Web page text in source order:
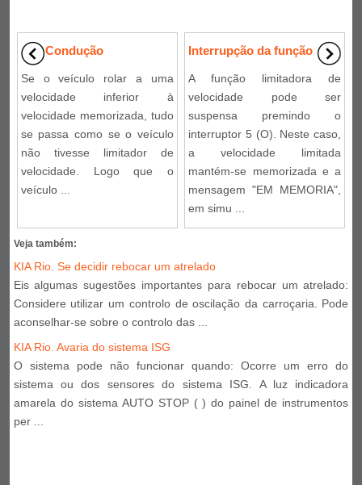
Condução
Se o veículo rolar a uma
velocidade inferior à
velocidade memorizada, tudo
se passa como se o veículo
não tivesse limitador de
velocidade. Logo que o
veículo ...
Interrupção da função
A função limitadora de
velocidade pode ser
suspensa premindo o
interruptor 5 (O). Neste caso,
a velocidade limitada
mantém-se memorizada e a
mensagem "EM MEMORIA",
em simu ...
Veja também:
KIA Rio. Se decidir rebocar um atrelado
Eis algumas sugestões importantes para rebocar um atrelado:
Considere utilizar um controlo de oscilação da carroçaria. Pode
aconselhar-se sobre o controlo das ...
KIA Rio. Avaria do sistema ISG
O sistema pode não funcionar quando: Ocorre um erro do
sistema ou dos sensores do sistema ISG. A luz indicadora
amarela do sistema AUTO STOP ( ) do painel de instrumentos
per ...